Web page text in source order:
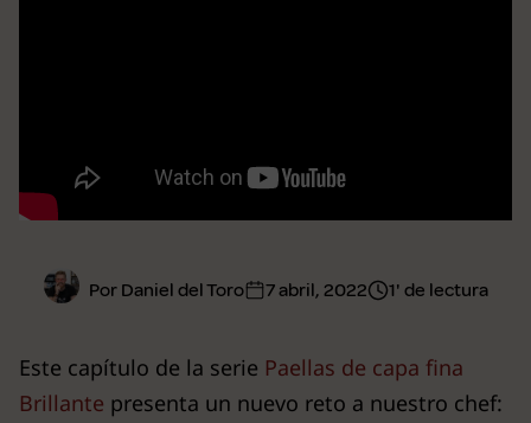
Por Daniel del Toro 7 abril, 2022 1' de lectura
Este capítulo de la serie Paellas de capa fina
Brillante presenta un nuevo reto a nuestro chef: